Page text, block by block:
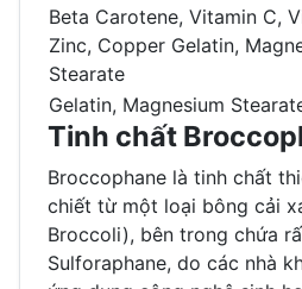
Beta Carotene, Vitamin C,
Zinc, Copper Gelatin,
Stearate
Gelatin, Magnesium
Tinh chất
Broccophane là tinh chất
chiết từ một loại bông cải
Broccoli), bên trong chứa
Sulforaphane, do các nhà